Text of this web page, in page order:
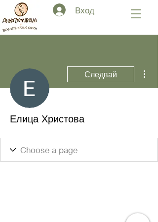
Вход
Следвай
Елица Христова